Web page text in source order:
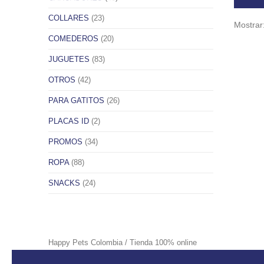
Mostrar:
COLLARES (23)
COMEDEROS (20)
JUGUETES (83)
OTROS (42)
PARA GATITOS (26)
PLACAS ID (2)
PROMOS (34)
ROPA (88)
SNACKS (24)
Happy Pets Colombia / Tienda 100% online